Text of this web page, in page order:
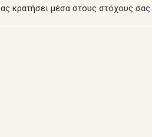
κρατήσει μέσα στους στόχους σας.